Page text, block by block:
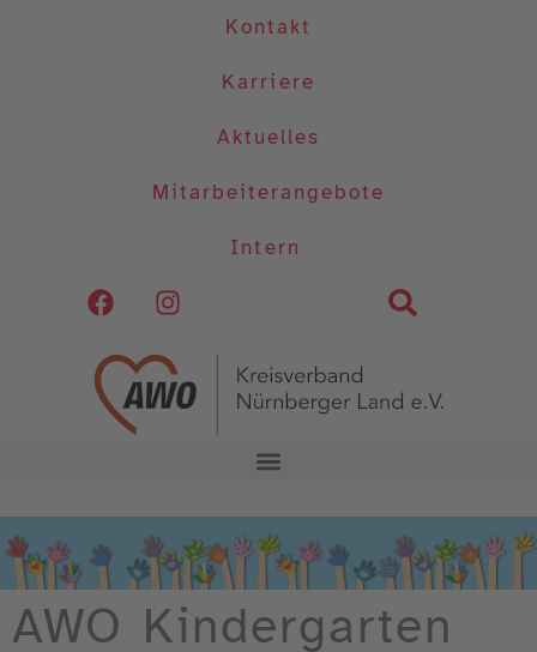
Kontakt
Karriere
Aktuelles
Mitarbeiterangebote
Intern
AWO Kindergarten